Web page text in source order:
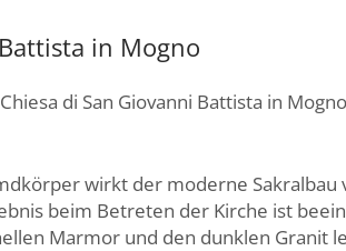
in Mogno
di San Giovanni Battista in
wirkt der moderne Sakralbau
beim Betreten der Kirche ist
Marmor und den dunklen Granit